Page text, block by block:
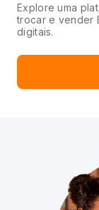
Explore uma
trocar e vender
digitais.